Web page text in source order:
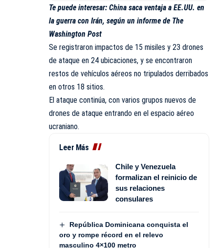
Te puede interesar: China saca ventaja a EE.UU. en
la guerra con Irán, según un informe de The
Washington Post
Se registraron impactos de 15 misiles y 23 drones
de ataque en 24 ubicaciones, y se encontraron
restos de vehículos aéreos no tripulados derribados
en otros 18 sitios.
El ataque continúa, con varios grupos nuevos de
drones de ataque entrando en el espacio aéreo
ucraniano.
Leer Más
Chile y Venezuela
formalizan el reinicio de
sus relaciones
consulares
República Dominicana conquista el
oro y rompe récord en el relevo
masculino 4×100 metro